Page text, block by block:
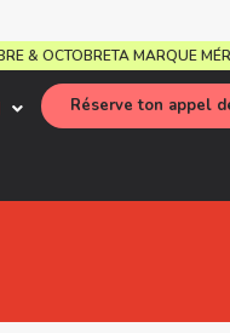
& OCTOBRETA
Réserve ton appel